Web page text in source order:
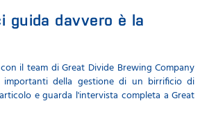
guida davvero è la
il team di Great Divide Brewing Company
della gestione di un birrificio di
e guarda l'intervista completa a Great